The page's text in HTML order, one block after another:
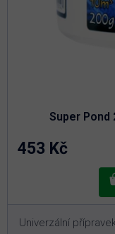
Super Pond
453 Kč
Univerzální